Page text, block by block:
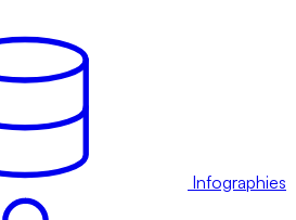
Infographies